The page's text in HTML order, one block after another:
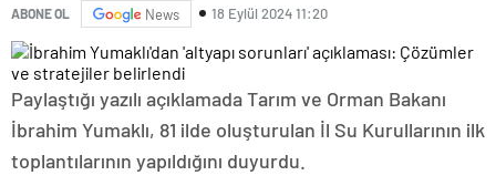
ABONE OL News 18 Eylül 2024 11:20
Paylaştığı yazılı açıklamada Tarım ve Orman Bakanı
İbrahim Yumaklı, 81 ilde oluşturulan İl Su Kurullarının ilk
toplantılarının yapıldığını duyurdu.